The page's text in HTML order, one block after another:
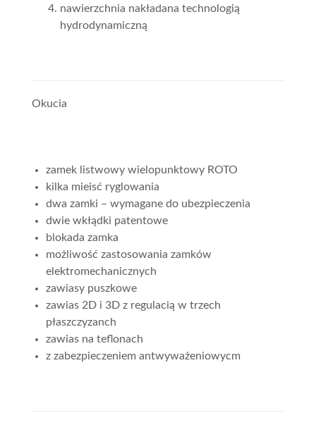
nawierzchnia nakładana technologią
hydrodynamiczną
Okucia
zamek listwowy wielopunktowy ROTO
kilka mieisć ryglowania
dwa zamki – wymagane do ubezpieczenia
dwie wkłądki patentowe
blokada zamka
możliwość zastosowania zamków
elektromechanicznych
zawiasy puszkowe
zawias 2D i 3D z regulacią w trzech
płaszczyzanch
zawias na teflonach
z zabezpieczeniem antwyważeniowycm